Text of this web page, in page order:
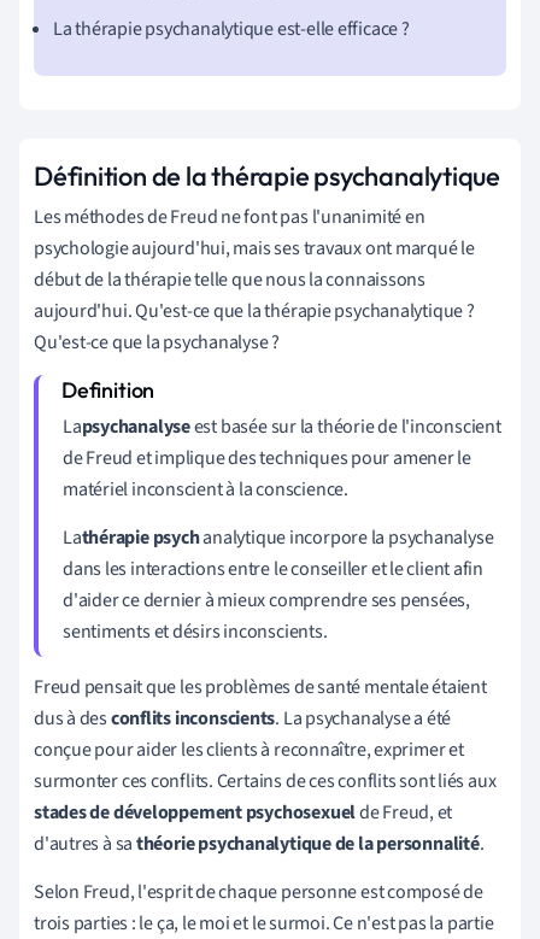
La thérapie psychanalytique est-elle efficace ?
Définition de la thérapie psychanalytique
Les méthodes de Freud ne font pas l'unanimité en
psychologie aujourd'hui, mais ses travaux ont marqué le
début de la thérapie telle que nous la connaissons
aujourd'hui. Qu'est-ce que la thérapie psychanalytique ?
Qu'est-ce que la psychanalyse ?
Lapsychanalyseestbasée sur la théorie de l'inconscient
de Freud et implique des techniques pour amener le
matériel inconscient à la conscience.
Lathérapie psychanalytique incorpore la psychanalyse
dans les interactions entre le conseiller et le client afin
d'aider ce dernier à mieux comprendre ses pensées,
sentiments et désirs inconscients.
Freud pensait que les problèmes de santé mentale étaient
dus à desconflits inconscients. La psychanalyse a été
conçue pour aider les clients à reconnaître, exprimer et
surmonter ces conflits. Certains de ces conflits sont liés aux
stades de développement psychosexuelde Freud, et
d'autres à sathéorie psychanalytique de la personnalité.
Selon Freud, l'esprit de chaque personne est composé de
trois parties : le ça, le moi et le surmoi. Ce n'est pas la partie